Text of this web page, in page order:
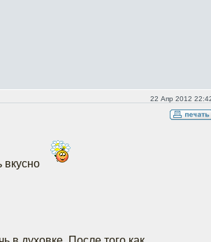
22 Апр 2012
вкусно